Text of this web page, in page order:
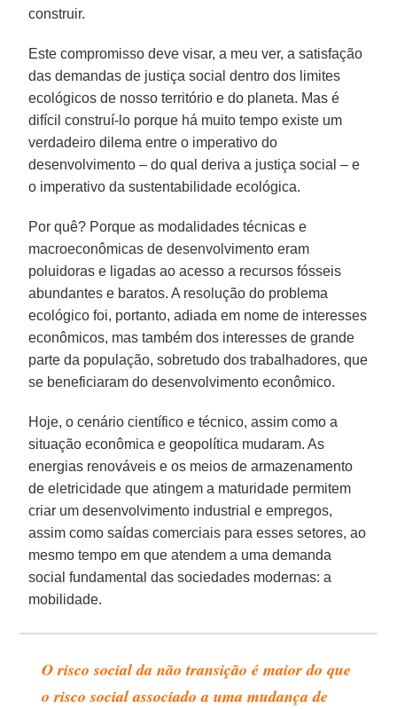
construir.
Este compromisso deve visar, a meu ver, a satisfação
das demandas de justiça social dentro dos limites
ecológicos de nosso território e do planeta. Mas é
difícil construí-lo porque há muito tempo existe um
verdadeiro dilema entre o imperativo do
desenvolvimento – do qual deriva a justiça social – e
o imperativo da sustentabilidade ecológica.
Por quê? Porque as modalidades técnicas e
macroeconômicas de desenvolvimento eram
poluidoras e ligadas ao acesso a recursos fósseis
abundantes e baratos. A resolução do problema
ecológico foi, portanto, adiada em nome de interesses
econômicos, mas também dos interesses de grande
parte da população, sobretudo dos trabalhadores, que
se beneficiaram do desenvolvimento econômico.
Hoje, o cenário científico e técnico, assim como a
situação econômica e geopolítica mudaram. As
energias renováveis e os meios de armazenamento
de eletricidade que atingem a maturidade permitem
criar um desenvolvimento industrial e empregos,
assim como saídas comerciais para esses setores, ao
mesmo tempo em que atendem a uma demanda
social fundamental das sociedades modernas: a
mobilidade.
O risco social da não transição é maior do que
o risco social associado a uma mudança de